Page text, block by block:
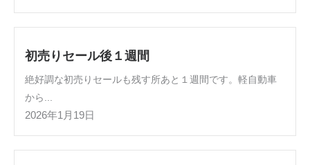
初売りセール後１週間
絶好調な初売りセールも残す所あと１週間です。軽自動車
から...
2026年1月19日